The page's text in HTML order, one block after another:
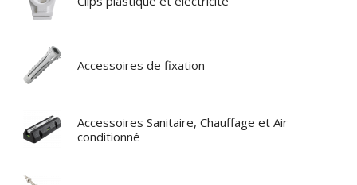
Accessoires de fixation
Accessoires Sanitaire, Chauffage et Air
conditionné